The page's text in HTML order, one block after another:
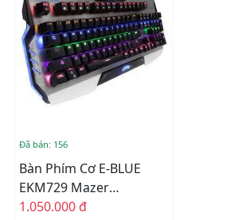
Đã bán: 156
Bàn Phím Cơ E-BLUE
EKM729 Mazer
Mechanical
1.050.000 đ